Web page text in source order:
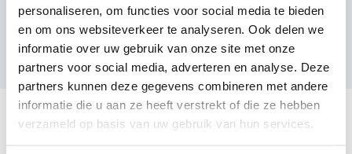
personaliseren, om functies voor social media te bieden
en om ons websiteverkeer te analyseren. Ook delen we
informatie over uw gebruik van onze site met onze
partners voor social media, adverteren en analyse. Deze
partners kunnen deze gegevens combineren met andere
informatie die u aan ze heeft verstrekt of die ze hebben
verzameld op basis van uw gebruik van hun services.
Vergelijkbare producten